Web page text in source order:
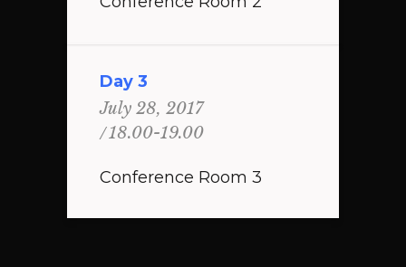
Day 3
July 28, 2017
18.00-19.00
Conference Room 3